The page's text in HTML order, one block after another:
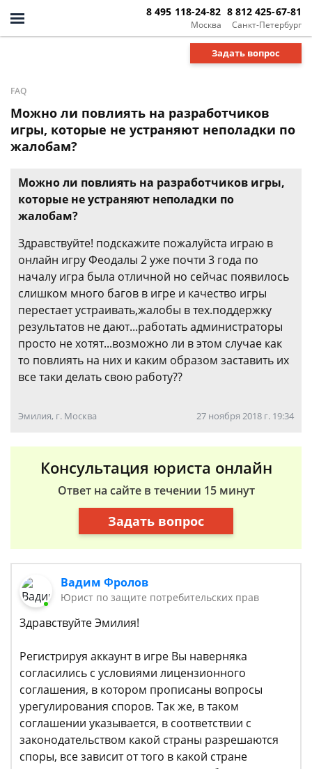
Москва
8 495 118-24-82
Санкт-Петербург
8 812 425-67-81
Задать вопрос
FAQ
Можно ли повлиять на разработчиков
игры, которые не устраняют неполадки по
жалобам?
Можно ли повлиять на разработчиков игры,
которые не устраняют неполадки по
жалобам?
Здравствуйте! подскажите пожалуйста играю в
онлайн игру Феодалы 2 уже почти 3 года по
началу игра была отличной но сейчас появилось
слишком много багов в игре и качество игры
перестает устраивать,жалобы в тех.поддержку
результатов не дают...работать администраторы
просто не хотят...возможно ли в этом случае как
то повлиять на них и каким образом заставить их
все таки делать свою работу??
Эмилия, г. Москва 27 ноября 2018 г. 19:34
Консультация юриста онлайн
Ответ на сайте в течении 15 минут
Задать вопрос
Вадим Фролов
Юрист по защите потребительских прав
Здравствуйте Эмилия!
Регистрируя аккаунт в игре Вы наверняка
согласились с условиями лицензионного
соглашения, в котором прописаны вопросы
урегулирования споров. Так же, в таком
соглашении указывается, в соответствии с
законодательством какой страны разрешаются
споры, все зависит от того в какой стране